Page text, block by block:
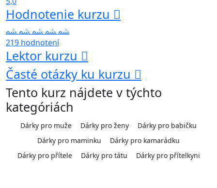
Hodnotenie kurzu
219 hodnotení
Lektor kurzu
Časté otázky ku kurzu
Tento kurz nájdete v týchto
kategóriách
Dárky pro muže Dárky pro ženy
Dárky pro babičku
Dárky pro maminku
Dárky pro kamarádku
Dárky pro přítele
Dárky pro tátu Dárky pro přítelkyni